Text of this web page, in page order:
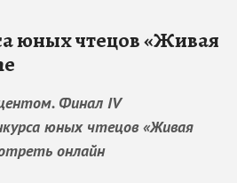
юных чтецов «Живая
Финал IV
юных чтецов «Живая
онлайн